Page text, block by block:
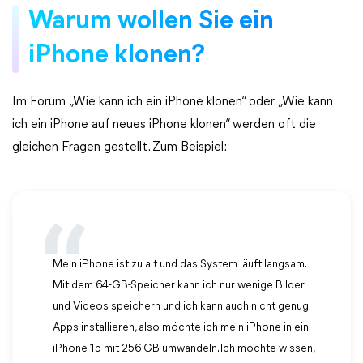
Warum wollen Sie ein
iPhone klonen?
Im Forum „Wie kann ich ein iPhone klonen“ oder „Wie kann
ich ein iPhone auf neues iPhone klonen“ werden oft die
gleichen Fragen gestellt. Zum Beispiel:
Mein iPhone ist zu alt und das System läuft langsam.
Mit dem 64-GB-Speicher kann ich nur wenige Bilder
und Videos speichern und ich kann auch nicht genug
Apps installieren, also möchte ich mein iPhone in ein
iPhone 15 mit 256 GB umwandeln. Ich möchte wissen,